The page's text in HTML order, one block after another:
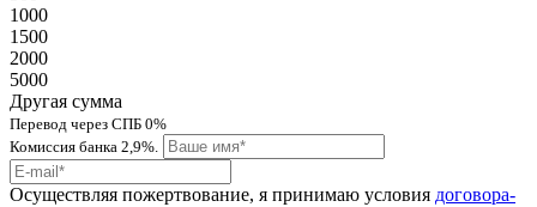
1000
1500
2000
5000
Другая сумма
Перевод через СПБ 0%
Комиссия банка 2,9%.
Осуществляя пожертвование, я принимаю условия договора-